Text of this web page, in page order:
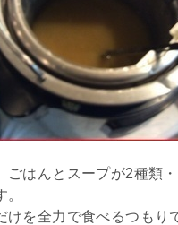
はんとスープが2種類・
けを全力で食べるつもり